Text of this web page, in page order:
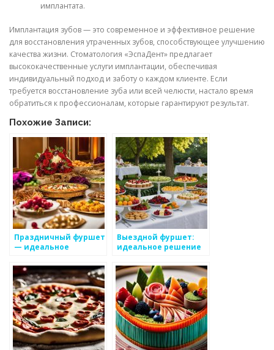
имплантата.
Имплантация зубов — это современное и эффективное решение
для восстановления утраченных зубов, способствующее улучшению
качества жизни. Стоматология «ЭспаДент» предлагает
высококачественные услуги имплантации, обеспечивая
индивидуальный подход и заботу о каждом клиенте. Если
требуется восстановление зуба или всей челюсти, настало время
обратиться к профессионалам, которые гарантируют результат.
Похожие Записи:
Праздничный фуршет
— идеальное
мероприятия
Выездной фуршет:
идеальное решение
мероприятия